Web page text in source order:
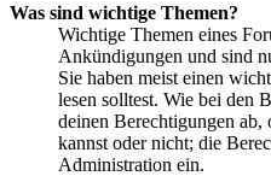
Was sind wichtige Themen?
Wichtige Themen eines
Ankündigungen und sind
Sie haben meist einen
lesen solltest. Wie bei den
deinen Berechtigungen
kannst oder nicht; die
Administration ein.